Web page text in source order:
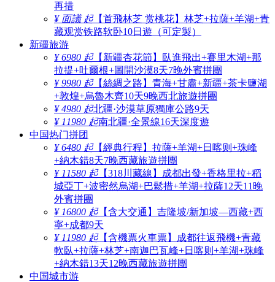
再措
¥ 面議 起【首飛林芝 赏桃花】林芝+拉薩+羊湖+青
藏观赏铁路软卧10日遊（可定製）
新疆旅游
¥ 6980 起【新疆杏花節】臥進飛出+賽里木湖+那
拉提+吐爾根+圖開沙漠8天7晚外賓拼團
¥ 9980 起【絲綢之路】青海+甘肅+新疆+茶卡鹽湖
+敦煌+烏魯木齊10天9晚西北旅遊拼團
¥ 4980 起北疆·沙漠草原獨庫公路9天
¥ 11980 起南北疆·全景線16天深度遊
中国热门拼团
¥ 6480 起【經典行程】拉薩+羊湖+日喀则+珠峰
+納木錯8天7晚西藏旅遊拼團
¥ 11580 起【318川藏線】成都出發+香格里拉+稻
城亞丁+波密然烏湖+巴鬆措+羊湖+拉薩12天11晚
外賓拼團
¥ 16800 起【含大交通】吉隆坡/新加坡—西藏+西
寧+成都9天
¥ 11980 起【含機票火車票】成都往返飛機+青藏
軟臥+拉薩+林芝+南迦巴瓦峰+日喀则+羊湖+珠峰
+納木錯13天12晚西藏旅遊拼團
中国城市游